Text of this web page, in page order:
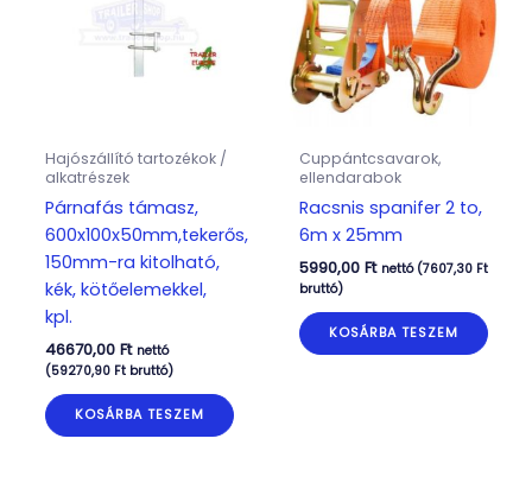
Hajószállító tartozékok /
alkatrészek
Párnafás támasz,
600x100x50mm,tekerős,
150mm-ra kitolható,
kék, kötőelemekkel,
kpl.
46670,00 Ft nettó
(59270,90 Ftbruttó)
KOSÁRBA TESZEM
Cuppántcsavarok,
ellendarabok
Racsnis spanifer 2 to,
6m x 25mm
5990,00 Ft nettó (7607,30 Ft
bruttó)
KOSÁRBA TESZEM